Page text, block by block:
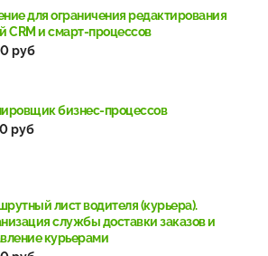
для ограничения редактирования
CRM и смарт-процессов
руб
бизнес-процессов
руб
лист водителя (курьера).
службы доставки заказов и
курьерами